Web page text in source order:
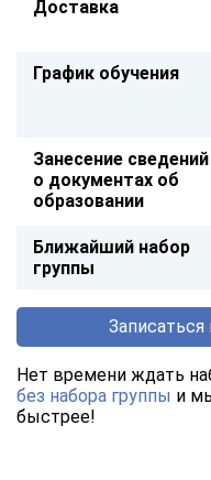
Доставка
График обучения
Занесение сведений
о документах об
образовании
Ближайший набор
группы
Нет времени ждать
без набора группы и
быстрее!